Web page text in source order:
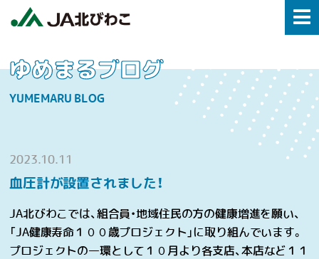
ゆめまるブログ
YUMEMARU BLOG
2023.10.11
血圧計が設置されました！
JA北びわこでは、組合員・地域住民の方の健康増進を願い、
「JA健康寿命１００歳プロジェクト」に取り組んでいます。
プロジェクトの一環として１０月より各支店、本店など１１